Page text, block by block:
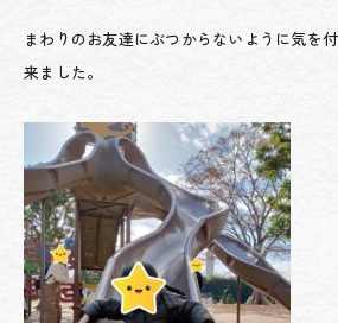
まわりのお友達にぶつからないように気を
来ました。